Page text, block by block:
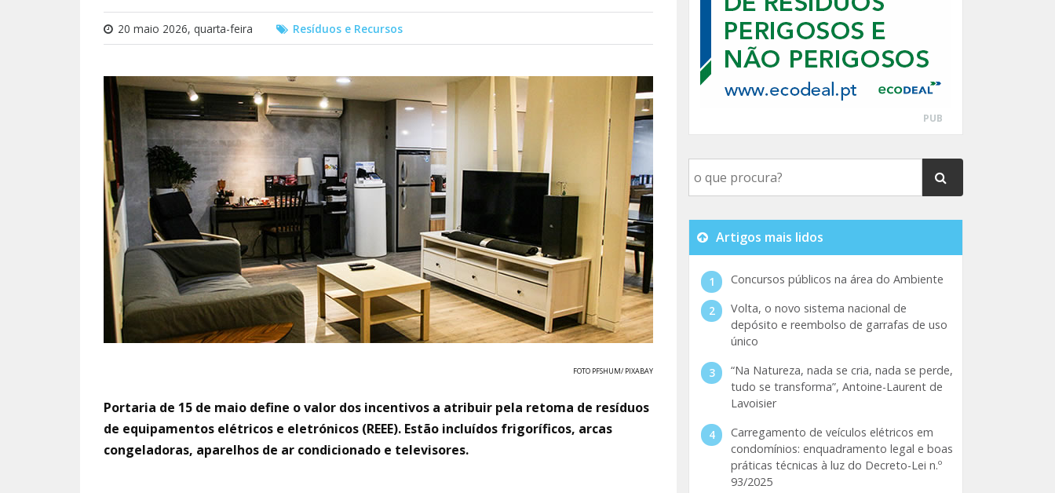
20 maio 2026, quarta-feira Resíduos e Recursos
FOTO PFSHUM/ PIXABAY
Portaria de 15 de maio define o valor dos incentivos a atribuir pela retoma de resíduos
de equipamentos elétricos e eletrónicos (REEE). Estão incluídos frigoríficos, arcas
congeladoras, aparelhos de ar condicionado e televisores.
PUB
Artigos mais lidos
Concursos públicos na área do Ambiente
Volta, o novo sistema nacional de
depósito e reembolso de garrafas de uso
único
“Na Natureza, nada se cria, nada se perde,
tudo se transforma”, Antoine-Laurent de
Lavoisier
Carregamento de veículos elétricos em
condomínios: enquadramento legal e boas
práticas técnicas à luz do Decreto-Lei n.º
93/2025